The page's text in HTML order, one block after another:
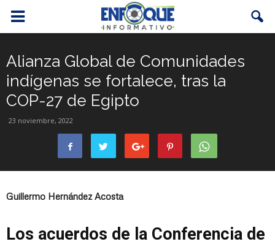
Alianza Global de Comunidades
indígenas se fortalece, tras la
COP-27 de Egipto
23 noviembre, 2022
Guillermo Hernández Acosta
Los acuerdos de la Conferencia de